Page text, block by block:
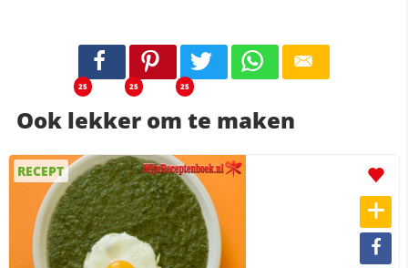
25 25 25
Ook lekker om te maken
RECEPT